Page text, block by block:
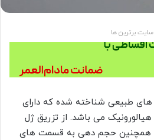
سایت برترین ها
های طبیعی شناخته شده که دارای
می باشد. از تزریق ژل
و همچنین حجم دهی به قسمت های